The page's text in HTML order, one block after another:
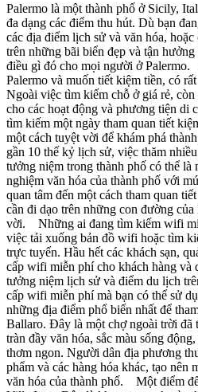
Palermo là một thành phố ở Sicily,
đa dạng các điểm thu hút. Dù bạn
các địa điểm lịch sử và văn hóa,
trên những bãi biển đẹp và tận
điều gì đó cho mọi người ở
Palermo và muốn tiết kiệm tiền, có
Ngoài việc tìm kiếm chỗ ở giá rẻ,
cho các hoạt động và phương tiện di
tìm kiếm một ngày tham quan tiết
một cách tuyệt vời để khám phá
gần 10 thế kỷ lịch sử, việc thăm
tưởng niệm trong thành phố có thể là
nghiệm văn hóa của thành phố với
quan tâm đến một cách tham quan
cần đi dạo trên những con đường
vời. Những ai đang tìm kiếm wifi
việc tải xuống bản đồ wifi hoặc tìm
trực tuyến. Hầu hết các khách sạn,
cấp wifi miễn phí cho khách hàng và
tưởng niệm lịch sử và điểm du lịch
cấp wifi miễn phí mà bạn có thể sử
những địa điểm phổ biến nhất để
Ballaro. Đây là một chợ ngoài trời đã
tràn đầy văn hóa, sắc màu sống
thơm ngon. Người dân địa phương
phẩm và các hàng hóa khác, tạo nên
văn hóa của thành phố. Một điểm